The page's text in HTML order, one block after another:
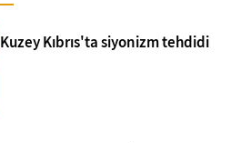
Kuzey Kıbrıs'ta siyonizm tehdidi